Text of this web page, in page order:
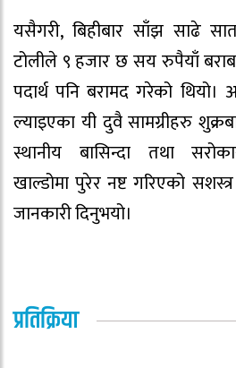
यसैगरी, बिहीबार साँझ साढे
टोलीले ९ हजार छ सय रुपैयाँ
पदार्थ पनि बरामद गरेको
ल्याइएका यी दुवै सामग्रीहरु
स्थानीय बासिन्दा तथा
खाल्डोमा पुरेर नष्ट गरिएको
जानकारी दिनुभयो।
प्रतिक्रिया